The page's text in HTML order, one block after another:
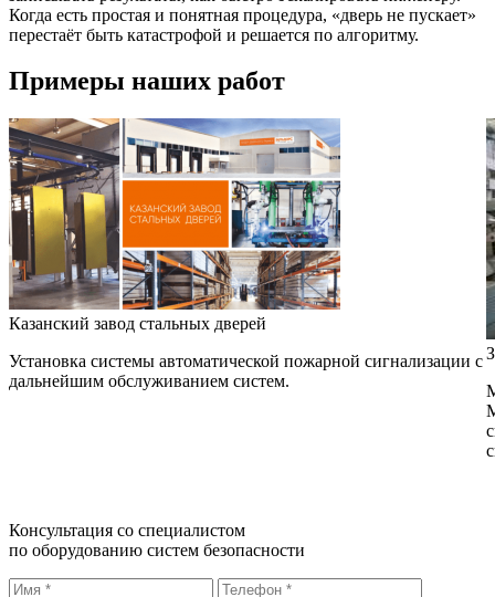
Когда есть простая и понятная процедура, «дверь не пускает»
перестаёт быть катастрофой и решается по алгоритму.
Примеры наших работ
Казанский завод стальных дверей
Установка системы автоматической пожарной сигнализации с
дальнейшим обслуживанием систем.
Консультация со специалистом
по оборудованию систем безопасности